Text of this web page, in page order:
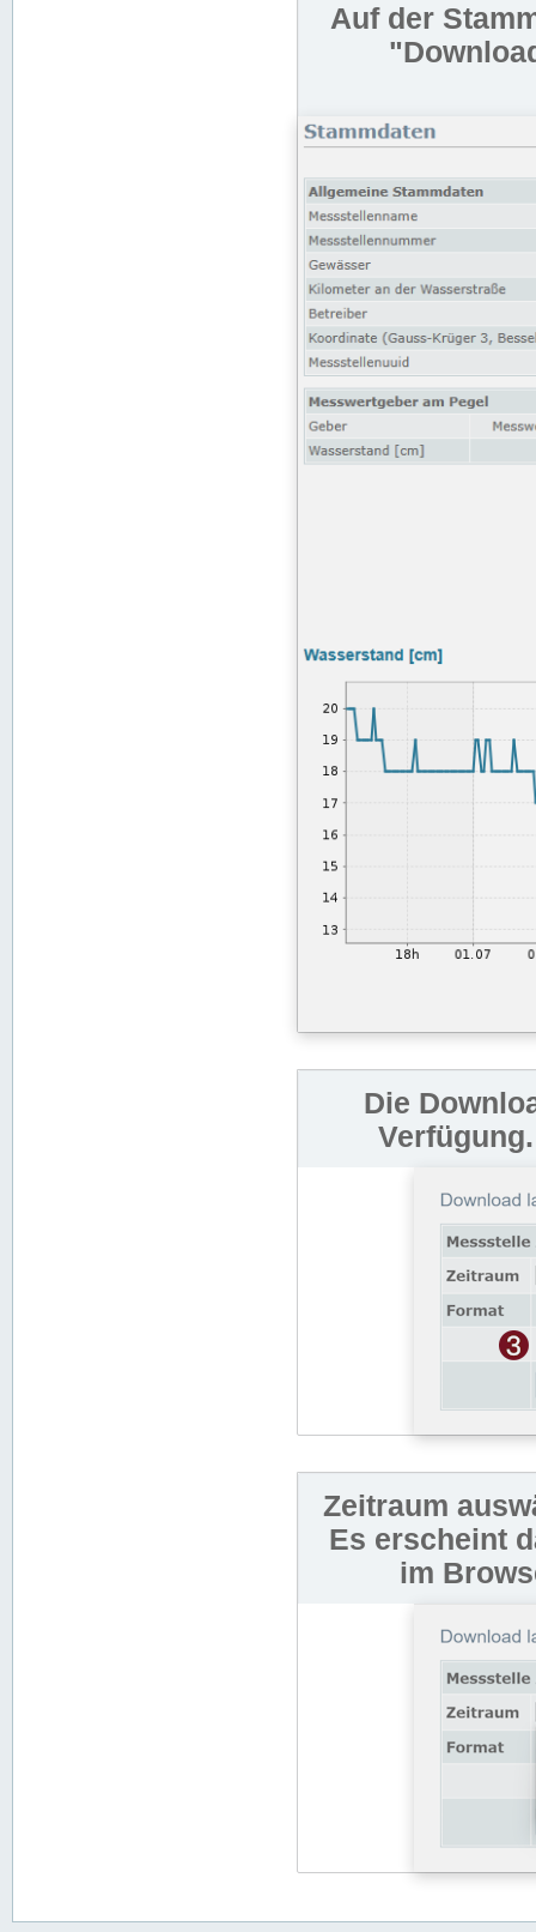
Auf der
Die
Zeitraum
Es erscheint
im